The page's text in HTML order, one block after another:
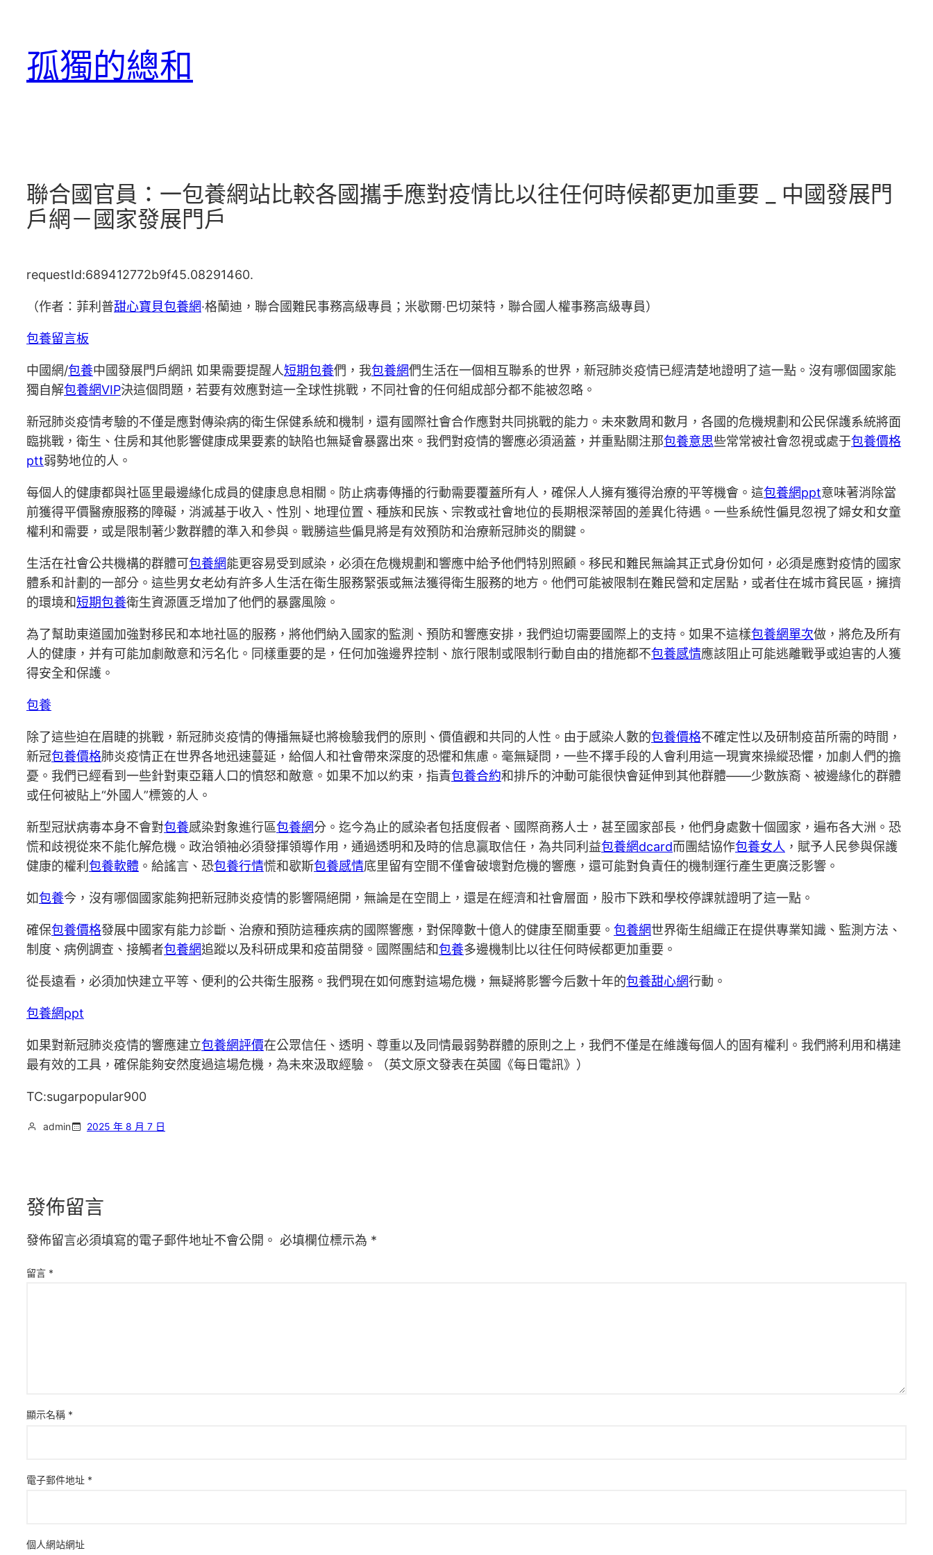
孤獨的總和
聯合國官員：一包養網站比較各國攜手應對疫情比以往任何時候都更加重要 _ 中國發展門
戶網－國家發展門戶
requestId:689412772b9f45.08291460.
（作者：菲利普甜心寶貝包養網·格蘭迪，聯合國難民事務高級專員；米歇爾·巴切萊特，聯合國人權事務高級專員）
包養留言板
中國網/包養中國發展門戶網訊 如果需要提醒人短期包養們，我包養網們生活在一個相互聯系的世界，新冠肺炎疫情已經清楚地證明了這一點。沒有哪個國家能
獨自解包養網VIP決這個問題，若要有效應對這一全球性挑戰，不同社會的任何組成部分都不能被忽略。
新冠肺炎疫情考驗的不僅是應對傳染病的衛生保健系統和機制，還有國際社會合作應對共同挑戰的能力。未來數周和數月，各國的危機規劃和公民保護系統將面
臨挑戰，衛生、住房和其他影響健康成果要素的缺陷也無疑會暴露出來。我們對疫情的響應必須涵蓋，并重點關注那包養意思些常常被社會忽視或處于包養價格
ptt弱勢地位的人。
每個人的健康都與社區里最邊緣化成員的健康息息相關。防止病毒傳播的行動需要覆蓋所有人，確保人人擁有獲得治療的平等機會。這包養網ppt意味著消除當
前獲得平價醫療服務的障礙，消滅基于收入、性別、地理位置、種族和民族、宗教或社會地位的長期根深蒂固的差異化待遇。一些系統性偏見忽視了婦女和女童
權利和需要，或是限制著少數群體的準入和參與。戰勝這些偏見將是有效預防和治療新冠肺炎的關鍵。
生活在社會公共機構的群體可包養網能更容易受到感染，必須在危機規劃和響應中給予他們特別照顧。移民和難民無論其正式身份如何，必須是應對疫情的國家
體系和計劃的一部分。這些男女老幼有許多人生活在衛生服務緊張或無法獲得衛生服務的地方。他們可能被限制在難民營和定居點，或者住在城市貧民區，擁擠
的環境和短期包養衛生資源匱乏增加了他們的暴露風險。
為了幫助東道國加強對移民和本地社區的服務，將他們納入國家的監測、預防和響應安排，我們迫切需要國際上的支持。如果不這樣包養網單次做，將危及所有
人的健康，并有可能加劇敵意和污名化。同樣重要的是，任何加強邊界控制、旅行限制或限制行動自由的措施都不包養感情應該阻止可能逃離戰爭或迫害的人獲
得安全和保護。
包養
除了這些迫在眉睫的挑戰，新冠肺炎疫情的傳播無疑也將檢驗我們的原則、價值觀和共同的人性。由于感染人數的包養價格不確定性以及研制疫苗所需的時間，
新冠包養價格肺炎疫情正在世界各地迅速蔓延，給個人和社會帶來深度的恐懼和焦慮。毫無疑問，一些不擇手段的人會利用這一現實來操縱恐懼，加劇人們的擔
憂。我們已經看到一些針對東亞籍人口的憤怒和敵意。如果不加以約束，指責包養合約和排斥的沖動可能很快會延伸到其他群體——少數族裔、被邊緣化的群體
或任何被貼上“外國人”標簽的人。
新型冠狀病毒本身不會對包養感染對象進行區包養網分。迄今為止的感染者包括度假者、國際商務人士，甚至國家部長，他們身處數十個國家，遍布各大洲。恐
慌和歧視從來不能化解危機。政治領袖必須發揮領導作用，通過透明和及時的信息贏取信任，為共同利益包養網dcard而團結協作包養女人 ，賦予人民參與保護
健康的權利 包養軟體 。給謠言、恐包養行情慌和歇斯包養感情底里留有空間不僅會破壞對危機的響應，還可能對負責任的機制運行產生更廣泛影響。
如包養今，沒有哪個國家能夠把新冠肺炎疫情的影響隔絕開，無論是在空間上，還是在經濟和社會層面，股市下跌和學校停課就證明了這一點。
確保包養價格發展中國家有能力診斷、治療和預防這種疾病的國際響應，對保障數十億人的健康至關重要。 包養網世界衛生組織正在提供專業知識、監測方法、
制度、病例調查、接觸者包養網追蹤以及科研成果和疫苗開發。國際團結和包養多邊機制比以往任何時候都更加重要。
從長遠看，必須加快建立平等、便利的公共衛生服務。我們現在如何應對這場危機，無疑將影響今后數十年的包養甜心網行動。
包養網ppt
如果對新冠肺炎疫情的響應建立包養網評價在公眾信任、透明、尊重以及同情最弱勢群體的原則之上，我們不僅是在維護每個人的固有權利。我們將利用和構建
最有效的工具，確保能夠安然度過這場危機，為未來汲取經驗。（英文原文發表在英國《每日電訊》）
TC:sugarpopular900
admin 2025 年 8 月 7 日
發佈留言
發佈留言必須填寫的電子郵件地址不會公開。 必填欄位標示為 *
留言 *
顯示名稱 *
電子郵件地址 *
個人網站網址